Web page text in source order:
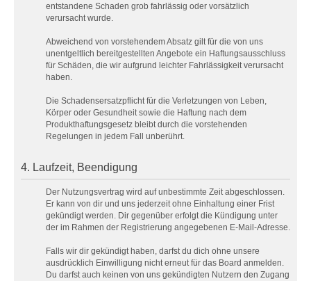
entstandene Schaden grob fahrlässig oder vorsätzlich
verursacht wurde.
Abweichend von vorstehendem Absatz gilt für die von uns
unentgeltlich bereitgestellten Angebote ein Haftungsausschluss
für Schäden, die wir aufgrund leichter Fahrlässigkeit verursacht
haben.
Die Schadensersatzpflicht für die Verletzungen von Leben,
Körper oder Gesundheit sowie die Haftung nach dem
Produkthaftungsgesetz bleibt durch die vorstehenden
Regelungen in jedem Fall unberührt.
4. Laufzeit, Beendigung
Der Nutzungsvertrag wird auf unbestimmte Zeit abgeschlossen.
Er kann von dir und uns jederzeit ohne Einhaltung einer Frist
gekündigt werden. Dir gegenüber erfolgt die Kündigung unter
der im Rahmen der Registrierung angegebenen E-Mail-Adresse.
Falls wir dir gekündigt haben, darfst du dich ohne unsere
ausdrücklich Einwilligung nicht erneut für das Board anmelden.
Du darfst auch keinen von uns gekündigten Nutzern den Zugang